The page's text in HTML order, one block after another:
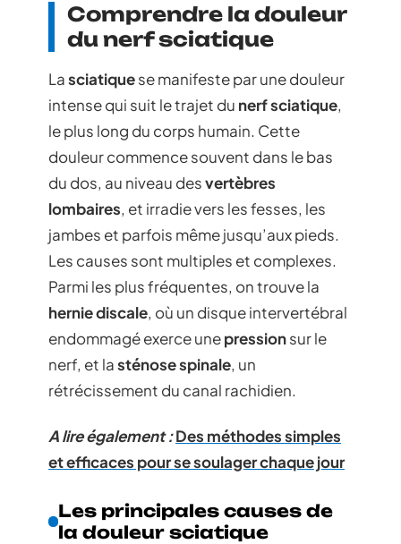
Comprendre la douleur
du nerf sciatique
Lasciatiquese manifeste par une douleur
intense qui suit le trajet du nerf sciatique,
le plus long du corps humain. Cette
douleur commence souvent dans le bas
du dos, au niveau desvertèbres
lombaires, et irradie vers les fesses, les
jambes et parfois même jusqu’aux pieds.
Les causes sont multiples et complexes.
Parmi les plus fréquentes, on trouve la
hernie discale, où un disque intervertébral
endommagé exerce unepressionsur le
nerf, et lasténose spinale, un
rétrécissement du canal rachidien.
A lire également :Des méthodes simples
et efficaces pour se soulager chaque jour
Les principales causes de
la douleur sciatique